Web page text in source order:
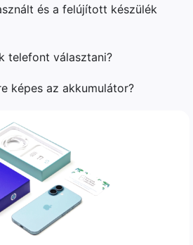
és a felújított készülék
telefont választani?
képes az akkumulátor?